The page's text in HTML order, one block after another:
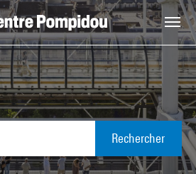
Rechercher